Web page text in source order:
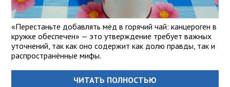
«Перестаньте добавлять мёд в горячий чай: канцероген в
кружке обеспечен» — это утверждение требует важных
уточнений, так как оно содержит как долю правды, так и
распространённые мифы.
ЧИТАТЬ ПОЛНОСТЬЮ